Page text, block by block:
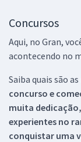
Concursos
Aqui, no Gran,
acontecendo no
Saiba quais são
concurso e
muita
experientes no
conquistar uma